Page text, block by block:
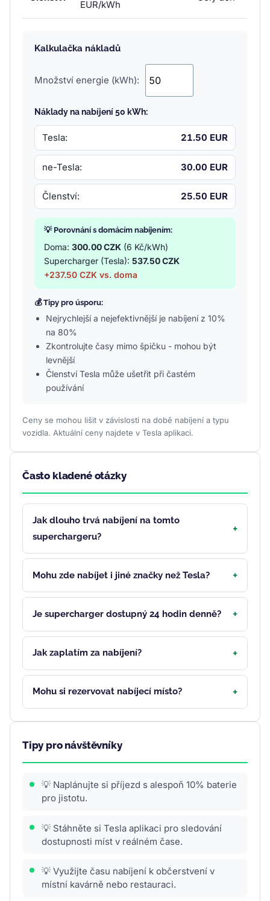
EUR/kWh
Kalkulačka nákladů
Množství energie (kWh):
Náklady na nabíjení 50 kWh:
Tesla: 21.50 EUR
ne-Tesla: 30.00 EUR
Členství: 25.50 EUR
💡 Porovnání s domácím nabíjením:
Doma: 300.00 CZK (6 Kč/kWh)
Supercharger (Tesla): 537.50 CZK
+237.50 CZK vs. doma
💰 Tipy pro úsporu:
Nejrychlejší a nejefektivnější je nabíjení z 10%
na 80%
Zkontrolujte časy mimo špičku - mohou být
levnější
Členství Tesla může ušetřit při častém
používání
Ceny se mohou lišit v závislosti na době nabíjení a typu
vozidla. Aktuální ceny najdete v Tesla aplikaci.
Často kladené otázky
Jak dlouho trvá nabíjení na tomto
superchargeru?
Mohu zde nabíjet i jiné značky než Tesla?
Je supercharger dostupný 24 hodin denně?
Jak zaplatím za nabíjení?
Mohu si rezervovat nabíjecí místo?
Tipy pro návštěvníky
💡 Naplánujte si příjezd s alespoň 10% baterie
pro jistotu.
💡 Stáhněte si Tesla aplikaci pro sledování
dostupnosti míst v reálném čase.
💡 Využijte času nabíjení k občerstvení v
místní kavárně nebo restauraci.